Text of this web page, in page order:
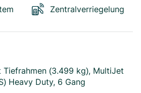
Zentralverriegelung
Tiefrahmen (3.499 kg), MultiJet
Heavy Duty, 6 Gang